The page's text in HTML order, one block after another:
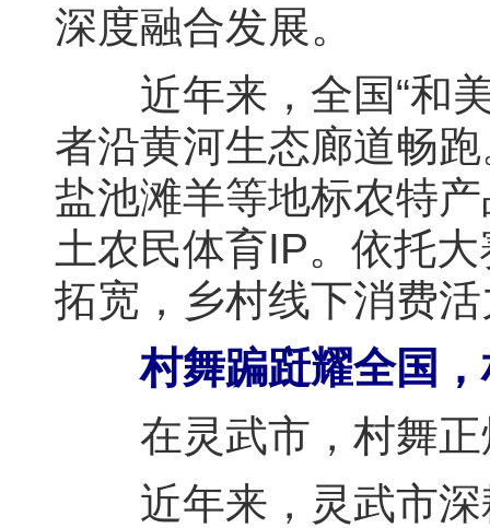
深度融合发展。
近年来，全国“和美
者沿黄河生态廊道畅
盐池滩羊等地标农特
土农民体育IP。依托
拓宽，乡村线下消费
村舞蹁跹耀全国
在灵武市，村舞正
近年来，灵武市深